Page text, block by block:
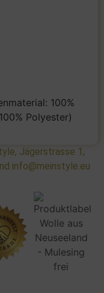
100%
Polyester)
Jägerstrasse 1,
info@meinstyle.eu